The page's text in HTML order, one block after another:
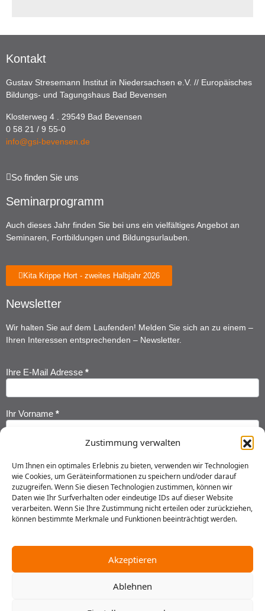
Zustimmung verwalten
Um Ihnen ein optimales Erlebnis zu bieten, verwenden wir Technologien
wie Cookies, um Geräteinformationen zu speichern und/oder darauf
zuzugreifen. Wenn Sie diesen Technologien zustimmen, können wir
Daten wie Ihr Surfverhalten oder eindeutige IDs auf dieser Website
verarbeiten. Wenn Sie Ihre Zustimmung nicht erteilen oder zurückziehen,
können bestimmte Merkmale und Funktionen beeinträchtigt werden.
Akzeptieren
Ablehnen
Kontakt
Gustav Stresemann Institut in Niedersachsen e.V. // Europäisches
Bildungs- und Tagungshaus Bad Bevensen
Klosterweg 4 . 29549 Bad Bevensen
0 58 21 / 9 55-0
info@gsi-bevensen.de
So finden Sie uns
Seminarprogramm
Auch dieses Jahr finden Sie bei uns ein vielfältiges Angebot an
Seminaren, Fortbildungen und Bildungsurlauben.
Kita Krippe Hort - zweites Halbjahr 2026
Newsletter
Wir halten Sie auf dem Laufenden! Melden Sie sich an zu einem –
Ihren Interessen entsprechenden – Newsletter.
Newsletter
Anmeldung
Ihre E-Mail Adresse *
Ihr Vorname *
Ich habe die Datenschutzerklärunggelesen und erkläre mich
einverstanden, dass meine Daten gespeichert werden.
Senden